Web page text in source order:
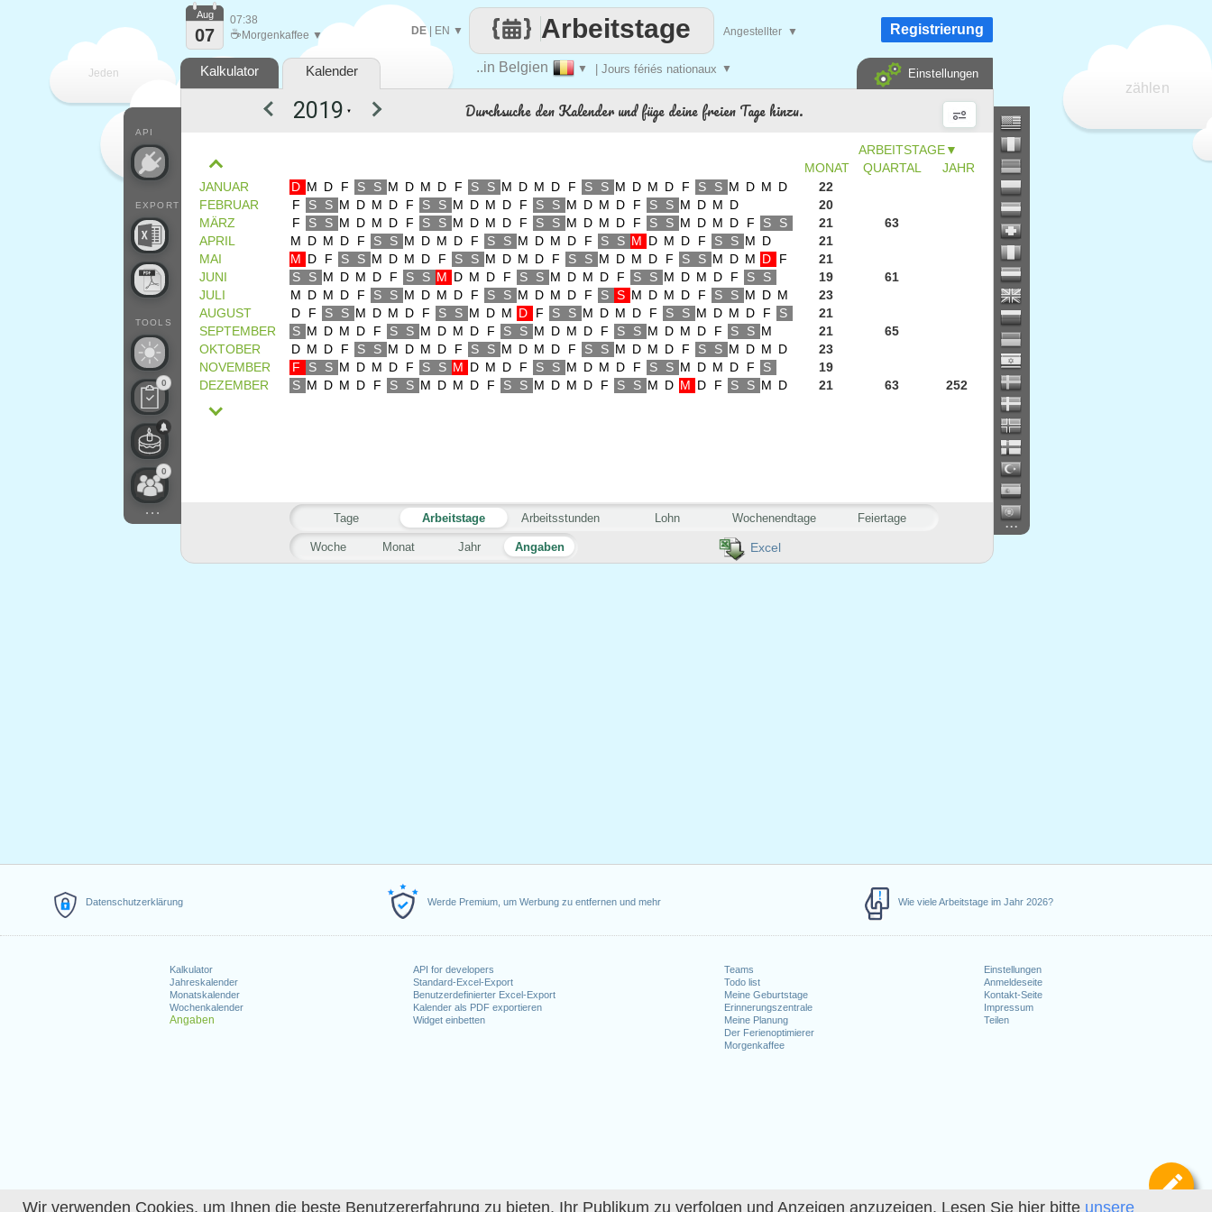
Wir verwenden Cookies, um Ihnen die beste Benutzererfahrung zu bieten, Ihr Publikum zu verfolgen und Anzeigen anzuzeigen. Lesen Sie hier bitte unsere
Datenschutzerklärung Werde Premium, um Werbung zu entfernen und mehr Wie viele Arbeitstage im Jahr 2026?
Kalkulator
Jahreskalender
Monatskalender
Wochenkalender
Angaben
API for developers
Standard-Excel-Export
Benutzerdefinierter Excel-Export
Kalender als PDF exportieren
Widget einbetten
Teams
Todo list
Meine Geburtstage
Erinnerungszentrale
Meine Planung
Der Ferienoptimierer
Morgenkaffee
Einstellungen
Anmeldeseite
Kontakt-Seite
Impressum
Teilen
Jeden
zählen
..in Belgien ▼ | Jours fériés nationaux ▼
Arbeitstage
DE| EN ▼ Angestellter ▼
API
EXPORT
TOOLS
0
0
...
Aug
07
07:38
☕ Morgenkaffee ▼ Registrierung
Kalkulator Kalender Einstellungen
...
Excel
▼
MONAT
QUARTAL JAHR
▼ Durchsuche den Kalender und füge deine freien Tage hinzu.
JANUAR D M D F S S M D M D F S S M D M D F S S M D M D F S S M D M D
22
FEBRUAR
F S S M D M D F S S M D M D F S S M D M D F S S M D M D
20
MÄRZ
F S S M D M D F S S M D M D F S S M D M D F S S M D M D F S S 21
63
APRIL
M D M D F S S M D M D F S S M D M D F S S M D M D F S S M D
21
MAI
M D F S S M D M D F S S M D M D F S S M D M D F S S M D M D F
21
JUNI
S S M D M D F S S M D M D F S S M D M D F S S M D M D F S S 19
61
JULI
M D M D F S S M D M D F S S M D M D F S S M D M D F S S M D M
23
AUGUST
D F S S M D M D F S S M D M D F S S M D M D F S S M D M D F S
21
SEPTEMBER
S M D M D F S S M D M D F S S M D M D F S S M D M D F S S M 21
65
OKTOBER
D M D F S S M D M D F S S M D M D F S S M D M D F S S M D M D
23
NOVEMBER
F S S M D M D F S S M D M D F S S M D M D F S S M D M D F S
19
DEZEMBER
S M D M D F S S M D M D F S S M D M D F S S M D M D F S S M D 21 63 252
Woche Monat Jahr Angaben
Tage Arbeitstage Arbeitsstunden Lohn Wochenendtage Feiertage